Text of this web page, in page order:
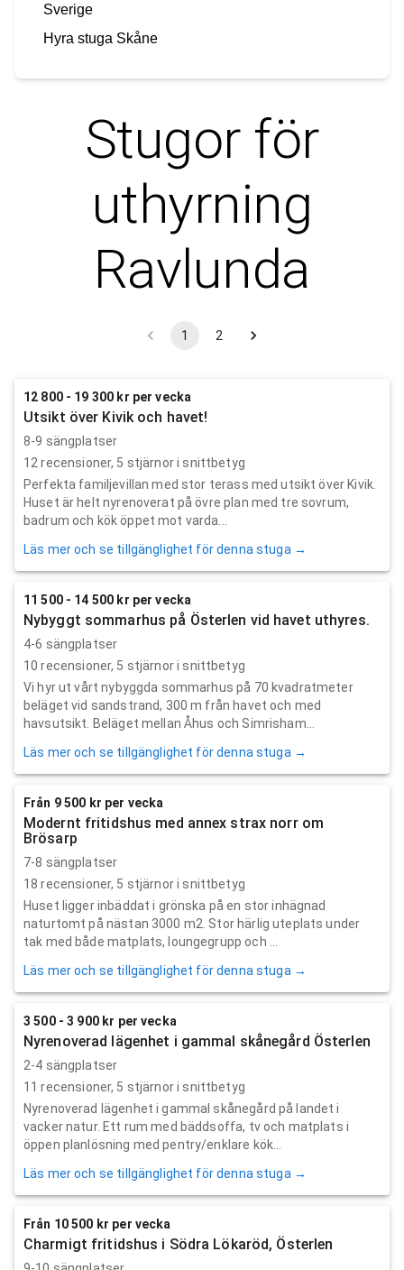
Sverige
Hyra stuga Skåne
Stugor för
uthyrning
Ravlunda
1 2
12 800 - 19 300 kr per vecka
Utsikt över Kivik och havet!
8-9 sängplatser
12 recensioner, 5 stjärnor i snittbetyg
Perfekta familjevillan med stor terass med utsikt över Kivik.
Huset är helt nyrenoverat på övre plan med tre sovrum,
badrum och kök öppet mot varda...
Läs mer och se tillgänglighet för denna stuga →
11 500 - 14 500 kr per vecka
Nybyggt sommarhus på Österlen vid havet uthyres.
4-6 sängplatser
10 recensioner, 5 stjärnor i snittbetyg
Vi hyr ut vårt nybyggda sommarhus på 70 kvadratmeter
beläget vid sandstrand, 300 m från havet och med
havsutsikt. Beläget mellan Åhus och Simrisham...
Läs mer och se tillgänglighet för denna stuga →
Från 9 500 kr per vecka
Modernt fritidshus med annex strax norr om
Brösarp
7-8 sängplatser
18 recensioner, 5 stjärnor i snittbetyg
Huset ligger inbäddat i grönska på en stor inhägnad
naturtomt på nästan 3000 m2. Stor härlig uteplats under
tak med både matplats, loungegrupp och ...
Läs mer och se tillgänglighet för denna stuga →
3 500 - 3 900 kr per vecka
Nyrenoverad lägenhet i gammal skånegård Österlen
2-4 sängplatser
11 recensioner, 5 stjärnor i snittbetyg
Nyrenoverad lägenhet i gammal skånegård på landet i
vacker natur. Ett rum med bäddsoffa, tv och matplats i
öppen planlösning med pentry/enklare kök...
Läs mer och se tillgänglighet för denna stuga →
Från 10 500 kr per vecka
Charmigt fritidshus i Södra Lökaröd, Österlen